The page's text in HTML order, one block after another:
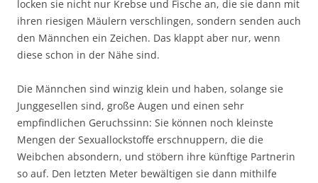
locken sie nicht nur Krebse und Fische an, die sie dann mit
ihren riesigen Mäulern verschlingen, sondern senden auch
den Männchen ein Zeichen. Das klappt aber nur, wenn
diese schon in der Nähe sind.
Die Männchen sind winzig klein und haben, solange sie
Junggesellen sind, große Augen und einen sehr
empfindlichen Geruchssinn: Sie können noch kleinste
Mengen der Sexuallockstoffe erschnuppern, die die
Weibchen absondern, und stöbern ihre künftige Partnerin
so auf. Den letzten Meter bewältigen sie dann mithilfe